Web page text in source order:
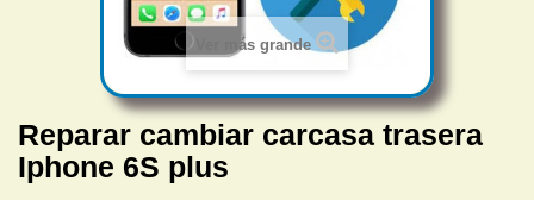
Ver más grande
Reparar cambiar carcasa trasera
Iphone 6S plus